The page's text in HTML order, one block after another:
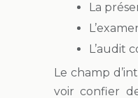
La
L’audit
Le champ
voir confier